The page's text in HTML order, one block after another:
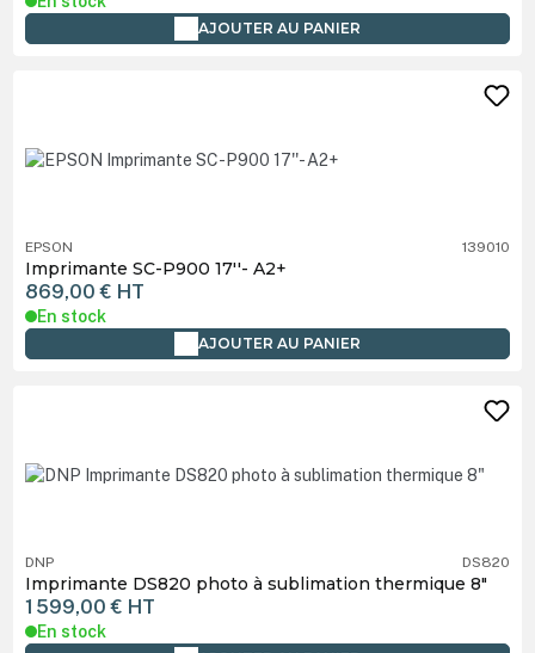
AJOUTER AU PANIER
EPSON 139010
Imprimante SC-P900 17''- A2+
869,00 € HT
En stock
AJOUTER AU PANIER
DNP DS820
Imprimante DS820 photo à sublimation thermique 8"
1 599,00 € HT
En stock